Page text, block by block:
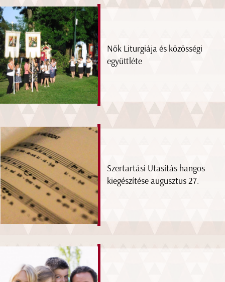
Nők Liturgiája és közösségi
együttléte
Szertartási Utasítás hangos
kiegészítése augusztus 27.